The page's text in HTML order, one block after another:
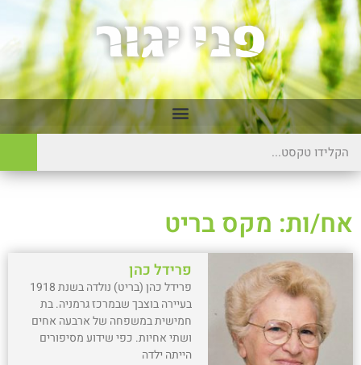
אח/ות: מקס בריט
פרידל כהן
פרידל כהן (בריט) נולדה בשנת 1918
בעיירה בוצבך שבמרכז גרמניה. בת
חמישית במשפחה של ארבעה אחים
ושתי אחיות. כפי שידוע מסיפורים
הייתה ילדה